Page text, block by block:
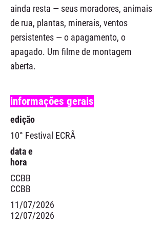
ainda resta — seus moradores, animais
de rua, plantas, minerais, ventos
persistentes — o apagamento, o
apagado. Um filme de montagem
aberta.
informações gerais
edição
10° Festival ECRÃ
data e
hora
CCBB
CCBB
11/07/2026
12/07/2026